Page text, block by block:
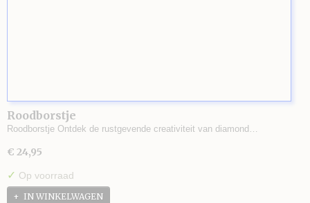
Roodborstje
Roodborstje Ontdek de rustgevende creativiteit van diamond…
€ 24,95
✓ Op voorraad
IN WINKELWAGEN